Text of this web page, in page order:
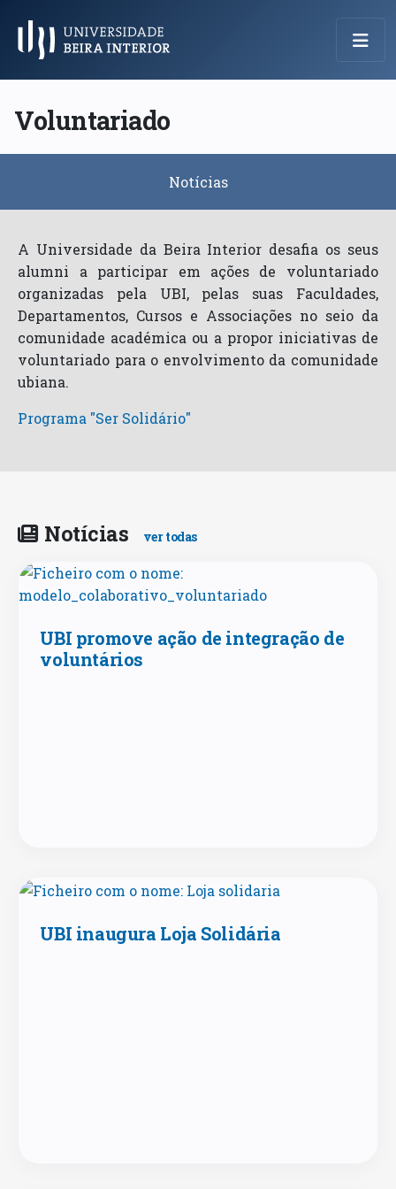
Menu Principal
Voluntariado
Notícias
A Universidade da Beira Interior desafia os seus
alumni a participar em ações de voluntariado
organizadas pela UBI, pelas suas Faculdades,
Departamentos, Cursos e Associações no seio da
comunidade académica ou a propor iniciativas de
voluntariado para o envolvimento da comunidade
ubiana.
Programa "Ser Solidário"
Notícias ver todas
UBI promove ação de integração de
voluntários
UBI inaugura Loja Solidária